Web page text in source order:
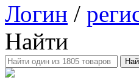
Логин /
Найти